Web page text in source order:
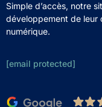
Simple d’accès, notre
développement de leur
numérique.
[email protected]